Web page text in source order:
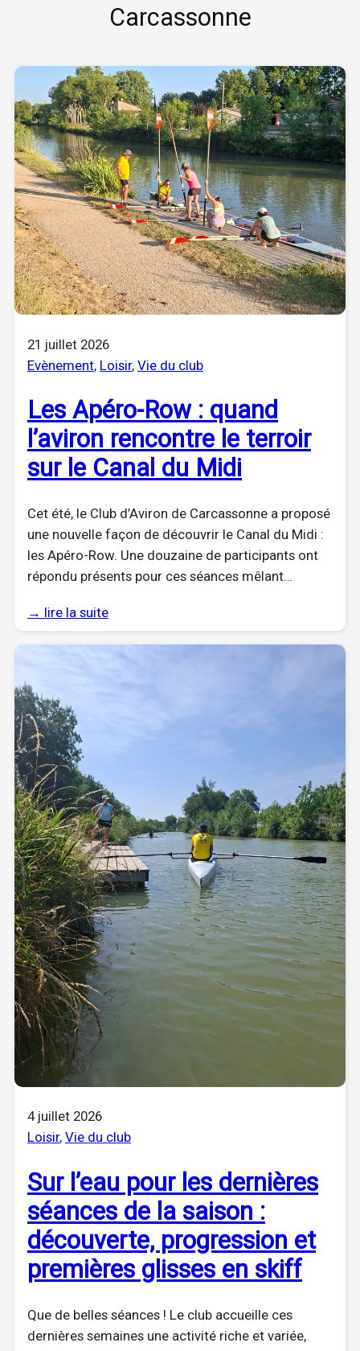
Carcassonne
21 juillet 2026
Evènement, Loisir, Vie du club
Les Apéro-Row : quand
l’aviron rencontre le terroir
sur le Canal du Midi
Cet été, le Club d’Aviron de Carcassonne a proposé
une nouvelle façon de découvrir le Canal du Midi :
les Apéro-Row. Une douzaine de participants ont
répondu présents pour ces séances mêlant…
→ lire la suite
4 juillet 2026
Loisir, Vie du club
Sur l’eau pour les dernières
séances de la saison :
découverte, progression et
premières glisses en skiff
Que de belles séances ! Le club accueille ces
dernières semaines une activité riche et variée,